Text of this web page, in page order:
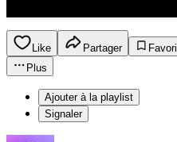
Like Partager
Favori
Plus
Ajouter à la playlist
Signaler